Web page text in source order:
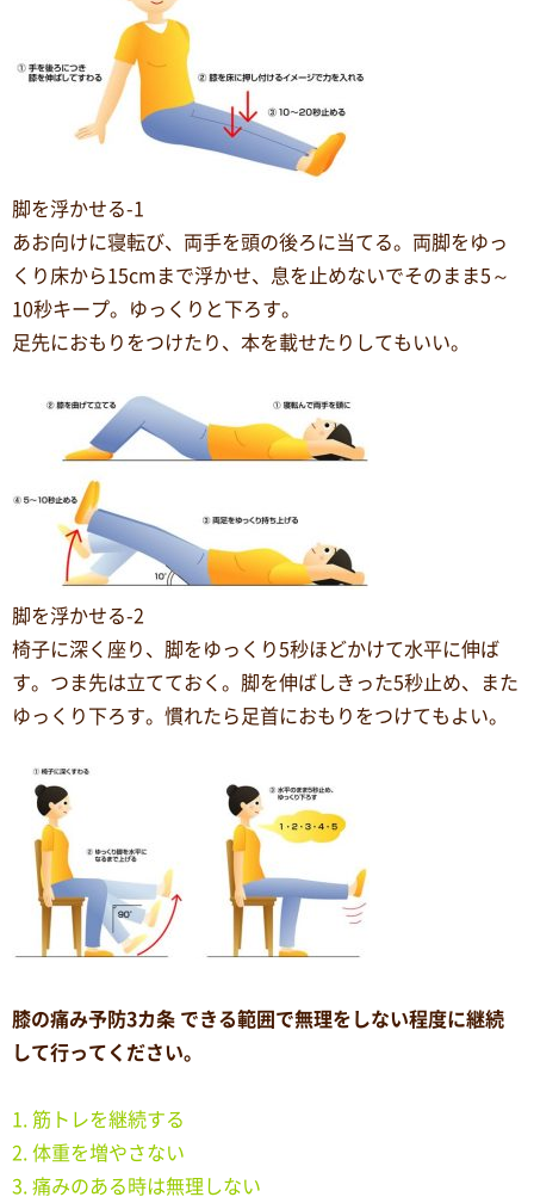
脚を浮かせる-1
あお向けに寝転び、両手を頭の後ろに当てる。両脚をゆっ
くり床から15cmまで浮かせ、息を止めないでそのまま5～
10秒キープ。ゆっくりと下ろす。
足先におもりをつけたり、本を載せたりしてもいい。
脚を浮かせる-2
椅子に深く座り、脚をゆっくり5秒ほどかけて水平に伸ば
す。つま先は立てておく。脚を伸ばしきった5秒止め、また
ゆっくり下ろす。慣れたら足首におもりをつけてもよい。
膝の痛み予防3カ条 できる範囲で無理をしない程度に継続
して行ってください。
1. 筋トレを継続する
2. 体重を増やさない
3. 痛みのある時は無理しない